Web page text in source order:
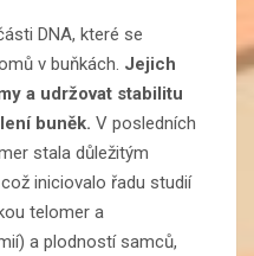
DNA, které se
v buňkách. Jejich
a udržovat stabilitu
buněk. V posledních
stala důležitým
iniciovalo řadu studií
telomer a
a plodností samců,